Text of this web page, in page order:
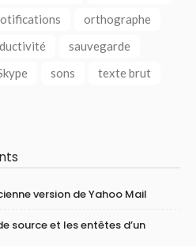
orthographe
sauvegarde
sons
texte brut
version de Yahoo Mail
source et les entêtes d’un